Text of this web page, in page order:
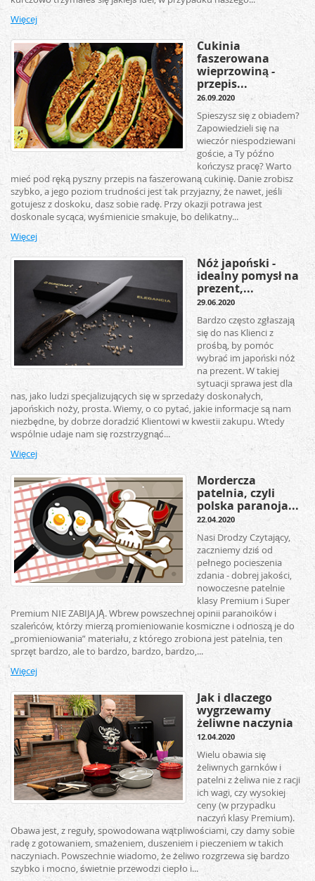
Więcej
Cukinia
faszerowana
wieprzowiną -
przepis...
26.09.2020
Spieszysz się z obiadem?
Zapowiedzieli się na
wieczór niespodziewani
goście, a Ty późno
kończysz pracę? Warto
mieć pod ręką pyszny przepis na faszerowaną cukinię. Danie zrobisz
szybko, a jego poziom trudności jest tak przyjazny, że nawet, jeśli
gotujesz z doskoku, dasz sobie radę. Przy okazji potrawa jest
doskonale sycąca, wyśmienicie smakuje, bo delikatny...
Więcej
Nóż japoński -
idealny pomysł na
prezent,...
29.06.2020
Bardzo często zgłaszają
się do nas Klienci z
prośbą, by pomóc
wybrać im japoński nóż
na prezent. W takiej
sytuacji sprawa jest dla
nas, jako ludzi specjalizujących się w sprzedaży doskonałych,
japońskich noży, prosta. Wiemy, o co pytać, jakie informacje są nam
niezbędne, by dobrze doradzić Klientowi w kwestii zakupu. Wtedy
wspólnie udaje nam się rozstrzygnąć...
Więcej
Mordercza
patelnia, czyli
polska paranoja...
22.04.2020
Nasi Drodzy Czytający,
zaczniemy dziś od
pełnego pocieszenia
zdania - dobrej jakości,
nowoczesne patelnie
klasy Premium i Super
Premium NIE ZABIJAJĄ. Wbrew powszechnej opinii paranoików i
szaleńców, którzy mierzą promieniowanie kosmiczne i odnoszą je do
„promieniowania” materiału, z którego zrobiona jest patelnia, ten
sprzęt bardzo, ale to bardzo, bardzo, bardzo,...
Więcej
Jak i dlaczego
wygrzewamy
żeliwne naczynia
12.04.2020
Wielu obawia się
żeliwnych garnków i
patelni z żeliwa nie z racji
ich wagi, czy wysokiej
ceny (w przypadku
naczyń klasy Premium).
Obawa jest, z reguły, spowodowana wątpliwościami, czy damy sobie
radę z gotowaniem, smażeniem, duszeniem i pieczeniem w takich
naczyniach. Powszechnie wiadomo, że żeliwo rozgrzewa się bardzo
szybko i mocno, świetnie przewodzi ciepło i...